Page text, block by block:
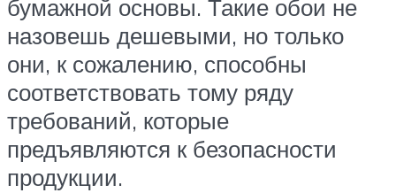
бумажной основы. Такие обои не
назовешь дешевыми, но только
они, к сожалению, способны
соответствовать тому ряду
требований, которые
предъявляются к безопасности
продукции.